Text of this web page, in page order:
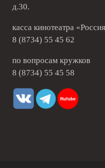
д.30.
касса кинотеатра
8 (8734) 55 45 62
по вопросам кружков
8 (8734) 55 45 58